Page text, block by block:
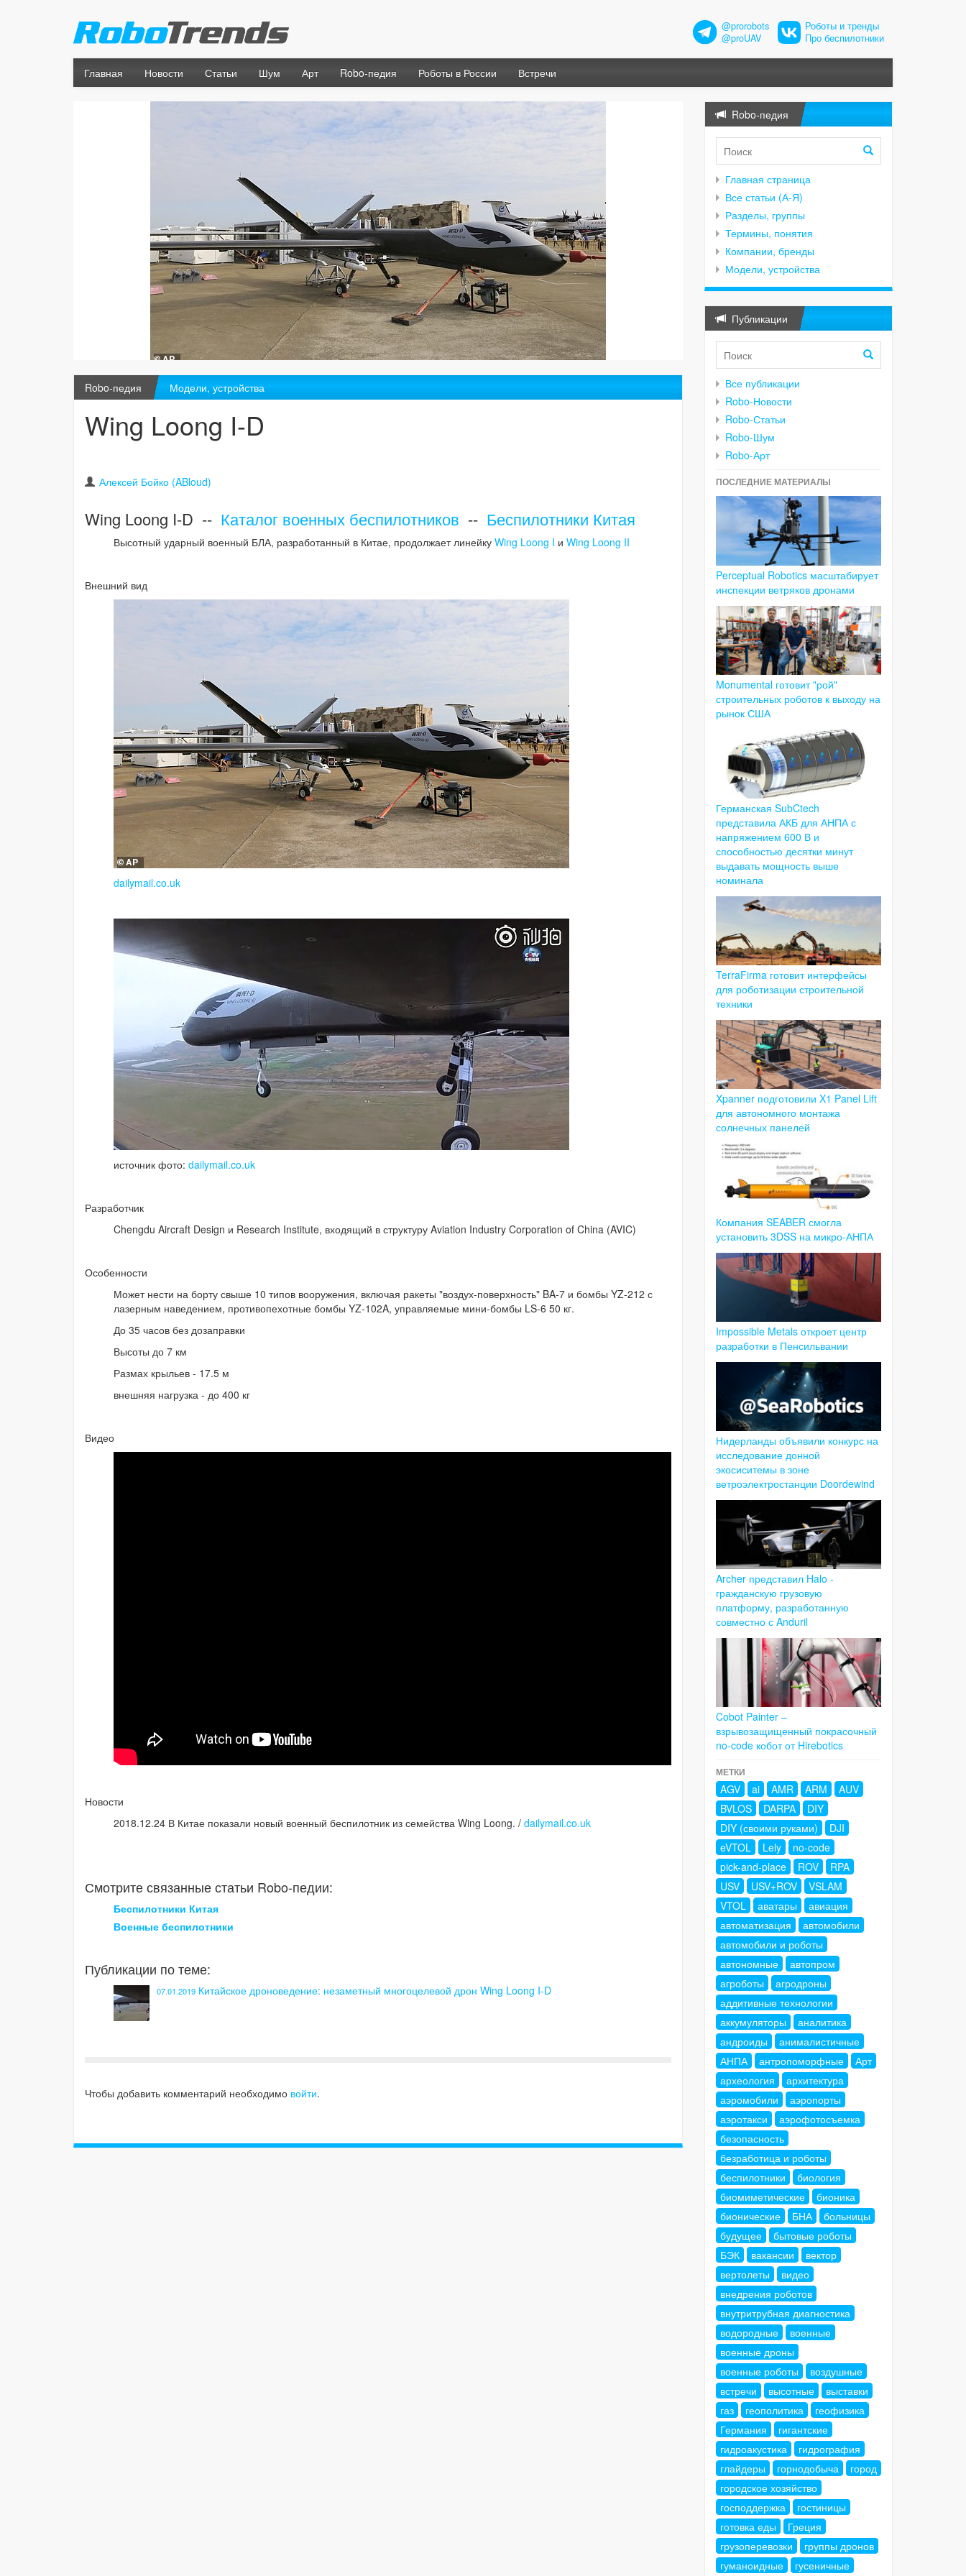
@prorobots
@proUAV
Роботы и тренды
Про беспилотники
Главная Новости Статьи Шум Арт Robo-педия Роботы в России Встречи
Robo-педия Модели, устройства
Wing Loong I-D
Алексей Бойко (ABloud)
Wing Loong I-D -- Каталог военных беспилотников -- Беспилотники Китая
Высотный ударный военный БЛА, разработанный в Китае, продолжает линейку Wing Loong I и Wing Loong II
Внешний вид
dailymail.co.uk
источник фото: dailymail.co.uk
Разработчик
Chengdu Aircraft Design и Research Institute, входящий в структуру Aviation Industry Corporation of China (AVIC)
Особенности
Может нести на борту свыше 10 типов вооружения, включая ракеты "воздух-поверхность" BA-7 и бомбы YZ-212 с
лазерным наведением, противопехотные бомбы YZ-102A, управляемые мини-бомбы LS-6 50 кг.
До 35 часов без дозаправки
Высоты до 7 км
Размах крыльев - 17.5 м
внешняя нагрузка - до 400 кг
Видео
Новости
2018.12.24 В Китае показали новый военный беспилотник из семейства Wing Loong. / dailymail.co.uk
Смотрите связанные статьи Robo-педии:
Беспилотники Китая
Военные беспилотники
Публикации по теме:
07.01.2019 Китайское дроноведение: незаметный многоцелевой дрон Wing Loong I-D
Чтобы добавить комментарий необходимо войти.
Robo-педия
Главная страница
Все статьи (А-Я)
Разделы, группы
Термины, понятия
Компании, бренды
Модели, устройства
Публикации
Все публикации
Robo-Новости
Robo-Статьи
Robo-Шум
Robo-Арт
ПОСЛЕДНИЕ МАТЕРИАЛЫ
Perceptual Robotics масштабирует
инспекции ветряков дронами
Monumental готовит "рой"
строительных роботов к выходу на
рынок США
Германская SubCtech
представила АКБ для АНПА с
напряжением 600 В и
способностью десятки минут
выдавать мощность выше
номинала
TerraFirma готовит интерфейсы
для роботизации строительной
техники
Xpanner подготовили X1 Panel Lift
для автономного монтажа
солнечных панелей
Компания SEABER смогла
установить 3DSS на микро-АНПА
Impossible Metals откроет центр
разработки в Пенсильвании
Нидерланды объявили конкурс на
исследование донной
экосиситемы в зоне
ветроэлектростанции Doordewind
Archer представил Halo -
гражданскую грузовую
платформу, разработанную
совместно с Anduril
Cobot Painter –
взрывозащищенный покрасочный
no-code кобот от Hirebotics
МЕТКИ
AGV ai AMR ARM
AUV
BVLOS
DARPA
DIY
DIY (своими руками)
DJI
eVTOL
Lely
no-code
pick-and-place
ROV
RPA
USV
USV+ROV
VSLAM
VTOL
аватары
авиация
автоматизация
автомобили
автомобили и роботы
автономные
автопром
агроботы
агродроны
аддитивные технологии
аккумуляторы
аналитика
андроиды
анималистичные
АНПА
антропоморфные
Арт
археология
архитектура
аэромобили
аэропорты
аэротакси
аэрофотосъемка
безопасность
безработица и роботы
беспилотники
биология
биомиметические
бионика
бионические
БНА
больницы
будущее
бытовые роботы
БЭК
вакансии
вектор
вертолеты
видео
внедрения роботов
внутритрубная диагностика
водородные
военные
военные дроны
военные роботы
воздушные
встречи
высотные
выставки
газ
геополитика
геофизика
Германия
гигантские
гидроакустика
гидрография
глайдеры
горнодобыча
город
городское хозяйство
господдержка
гостиницы
готовка еды
Греция
грузоперевозки
группы дронов
гуманоидные
гусеничные